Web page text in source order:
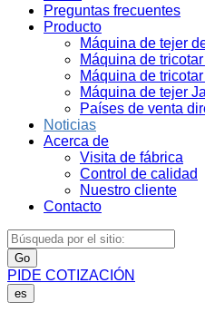
Preguntas frecuentes
Producto
Máquina de tejer
Máquina de
Máquina de
Máquina de tejer
Países de venta
Noticias
Acerca de
Visita de fábrica
Control de calidad
Nuestro cliente
Contacto
Go
PIDE COTIZACIÓN
es